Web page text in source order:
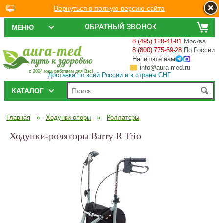
ОБРАТНЫЙ ЗВОНОК
МЕНЮ
с 2004 года работаем для Вас!
8 (495) 128-41-81 Москва
8 (800) 775-69-28 По России
Напишите нам
info@aura-med.ru
Доставка по всей России и в страны СНГ
КАТАЛОГ
Главная » Ходунки-опоры » Роллаторы
Ходунки-роляторы Barry R Trio
Вернуться в полную версию сайта